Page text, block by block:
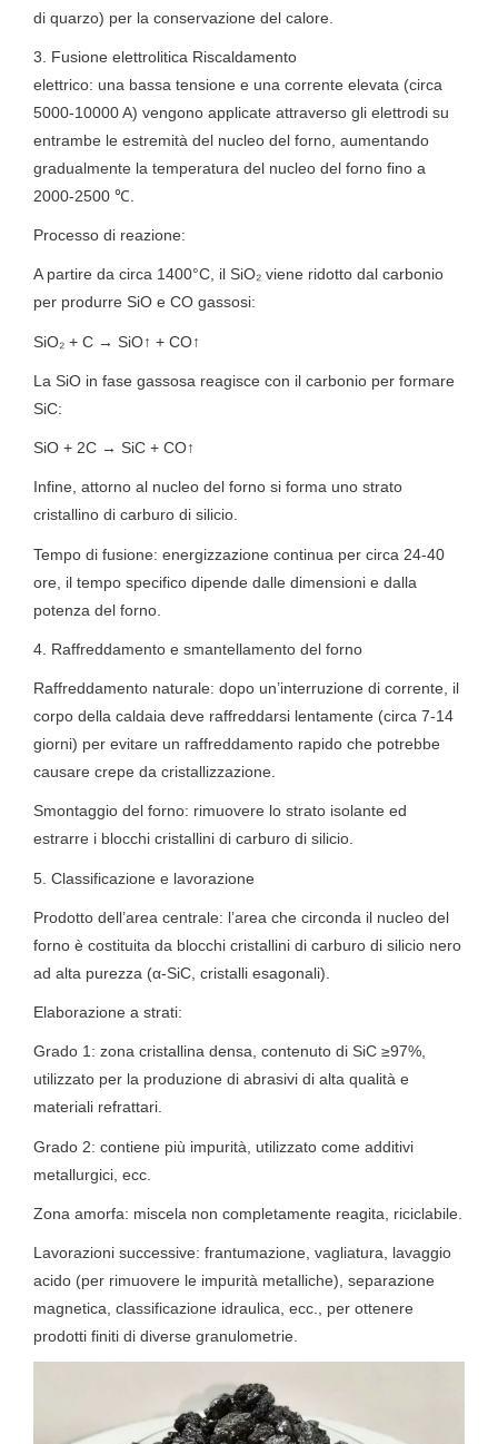
di quarzo) per la conservazione del calore.
3. Fusione elettrolitica Riscaldamento
elettrico: una bassa tensione e una corrente elevata (circa
5000-10000 A) vengono applicate attraverso gli elettrodi su
entrambe le estremità del nucleo del forno, aumentando
gradualmente la temperatura del nucleo del forno fino a
2000-2500 ℃.
Processo di reazione:
A partire da circa 1400°C, il SiO₂ viene ridotto dal carbonio
per produrre SiO e CO gassosi:
SiO₂ + C → SiO↑ + CO↑
La SiO in fase gassosa reagisce con il carbonio per formare
SiC:
SiO + 2C → SiC + CO↑
Infine, attorno al nucleo del forno si forma uno strato
cristallino di carburo di silicio.
Tempo di fusione: energizzazione continua per circa 24-40
ore, il tempo specifico dipende dalle dimensioni e dalla
potenza del forno.
4. Raffreddamento e smantellamento del forno
Raffreddamento naturale: dopo un’interruzione di corrente, il
corpo della caldaia deve raffreddarsi lentamente (circa 7-14
giorni) per evitare un raffreddamento rapido che potrebbe
causare crepe da cristallizzazione.
Smontaggio del forno: rimuovere lo strato isolante ed
estrarre i blocchi cristallini di carburo di silicio.
5. Classificazione e lavorazione
Prodotto dell’area centrale: l’area che circonda il nucleo del
forno è costituita da blocchi cristallini di carburo di silicio nero
ad alta purezza (α-SiC, cristalli esagonali).
Elaborazione a strati:
Grado 1: zona cristallina densa, contenuto di SiC ≥97%,
utilizzato per la produzione di abrasivi di alta qualità e
materiali refrattari.
Grado 2: contiene più impurità, utilizzato come additivi
metallurgici, ecc.
Zona amorfa: miscela non completamente reagita, riciclabile.
Lavorazioni successive: frantumazione, vagliatura, lavaggio
acido (per rimuovere le impurità metalliche), separazione
magnetica, classificazione idraulica, ecc., per ottenere
prodotti finiti di diverse granulometrie.